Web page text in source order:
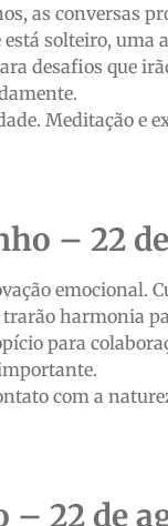
as conversas
está solteiro,
desafios que
Meditação e
– 22
emocional.
harmonia
para
com a
– 22 de